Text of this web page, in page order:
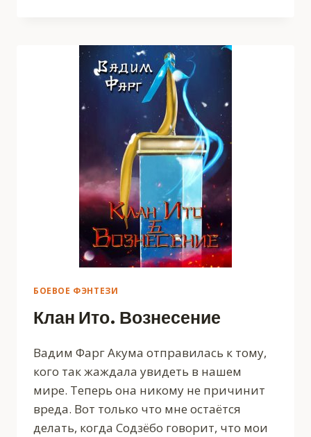
ТОМ
2
БОЕВОЕ ФЭНТЕЗИ
Клан Ито. Вознесение
Вадим Фарг Акума отправилась к тому,
кого так жаждала увидеть в нашем
мире. Теперь она никому не причинит
вреда. Вот только что мне остаётся
делать, когда Содзёбо говорит, что мои